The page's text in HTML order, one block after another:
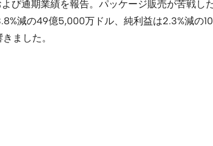
通期業績を報告。パッケージ販売が苦戦し
減の49億5,000万ドル、純利益は2.3%減の
ました。